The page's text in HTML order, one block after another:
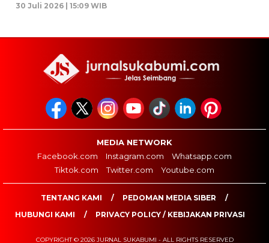
30 Juli 2026 | 15:09 WIB
MEDIA NETWORK
Facebook.com
Instagram.com
Whatsapp.com
Tiktok.com
Twitter.com Youtube.com
TENTANG KAMI
PEDOMAN MEDIA SIBER
HUBUNGI KAMI
PRIVACY POLICY / KEBIJAKAN PRIVASI
COPYRIGHT © 2026 JURNAL SUKABUMI - ALL RIGHTS RESERVED